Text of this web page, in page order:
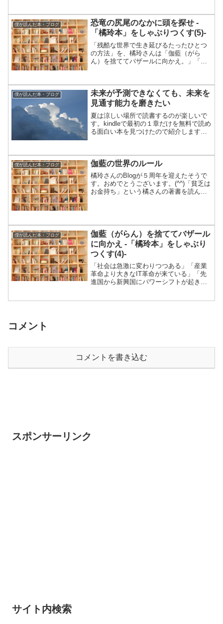
る」と言っても過言ではありません。
（^^;）思考停止して、「...
僕が読んだ本・ブログ
恐竜の尻尾のなかに頭を探せ -
「橘玲本」をしゃぶりつくす(5)-
「残酷な世界で生き延びるたったひとつ
の方法」を、橘玲さんは「伽藍（がら
ん）を捨ててバザールに向かえ。」「恐
かに頭を探せ。」の意味は・・・。
僕が読んだ本・ブログ
未来が予測できなくても、未来を
見通す能力を磨きたい
夏は涼しい場所で読書するのが楽しいで
す。kindleで最初の１章だけを無料で読め
る面白い本を見つけたので紹介します。
から私たちの社会がどう変化していくの
か」は、...
僕が読んだ本・ブログ 伽藍の世界のルール
橘玲さんのBlogが５周年を迎えたそうで
す。おめでとうございます。(^^)「貧乏は
お金持ち」という橘さんの著書を読んで
からは更新の...
僕が読んだ本・ブログ
伽藍（がらん）を捨ててバザール
に向かえ -「橘玲本」をしゃぶり
つくす(4)-
「社会は急激に変わりつつある」「産業
革命より大きなIT革命が来ている」「先
進国から新興国にパワーシフトが起きて
コメント
コメントを書き込む
スポンサーリンク
サイト内検索